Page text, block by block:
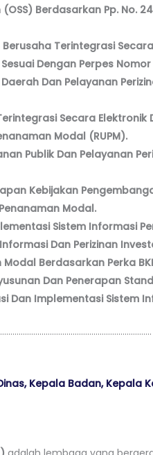
Berdasarkan Pp. No.
Berusaha Terintegrasi
Dengan Perpes Nomor
Dan Pelayanan
Secara
Modal (RUPM).
Publik Dan Pelayanan
Kebijakan
Modal.
Sistem Informasi
Dan Perizinan
Berdasarkan Perka
Dan Penerapan
Dan Implementasi Sistem
Kepala Badan,